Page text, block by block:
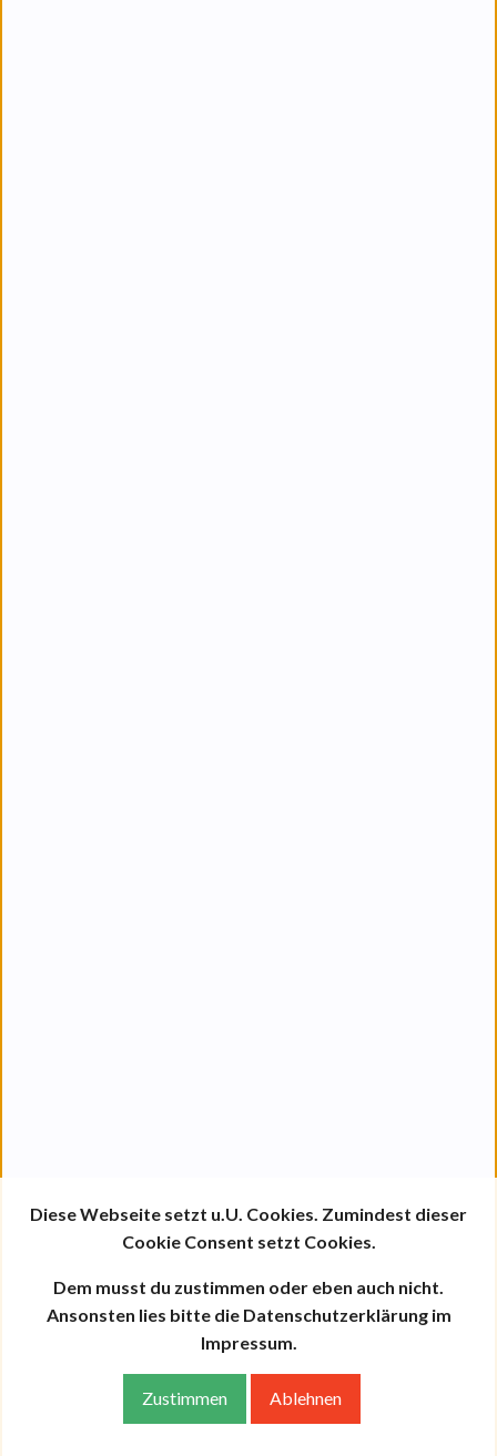
Diese Webseite setzt u.U. Cookies. Zumindest dieser
Cookie Consent setzt Cookies.
Dem musst du zustimmen oder eben auch nicht.
Ansonsten lies bitte die Datenschutzerklärung im
Impressum.
Zustimmen Ablehnen